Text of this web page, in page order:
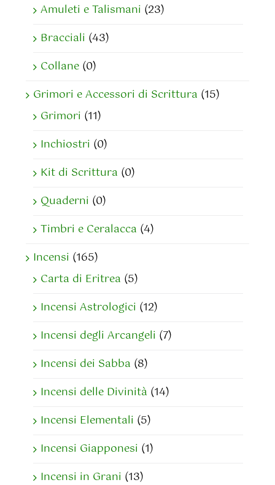
Amuleti e Talismani (23)
Bracciali (43)
Collane (0)
Grimori e Accessori di Scrittura (15)
Grimori (11)
Inchiostri (0)
Kit di Scrittura (0)
Quaderni (0)
Timbri e Ceralacca (4)
Incensi (165)
Carta di Eritrea (5)
Incensi Astrologici (12)
Incensi degli Arcangeli (7)
Incensi dei Sabba (8)
Incensi delle Divinità (14)
Incensi Elementali (5)
Incensi Giapponesi (1)
Incensi in Grani (13)